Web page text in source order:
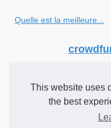
This website uses
the best
Quelle est la meilleure...